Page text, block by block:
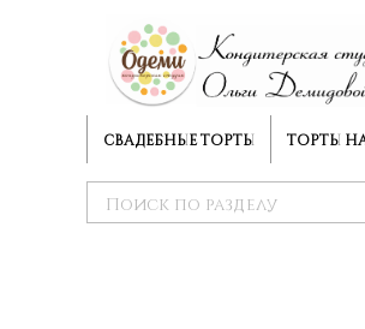
СВАДЕБНЫЕ ТОРТЫ ТОРТЫ